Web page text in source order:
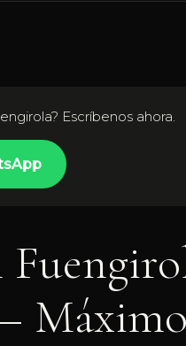
Escríbenos ahora.
Máximo